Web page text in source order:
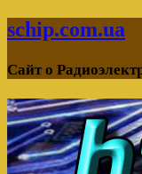
schip.com.ua
Сайт о